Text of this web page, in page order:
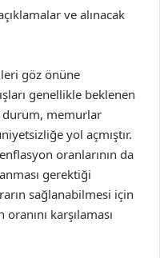
ve alınacak
göz önüne
genellikle beklenen
durum, memurlar
yol açmıştır.
oranlarının da
gerektiği
sağlanabilmesi için
karşılaması